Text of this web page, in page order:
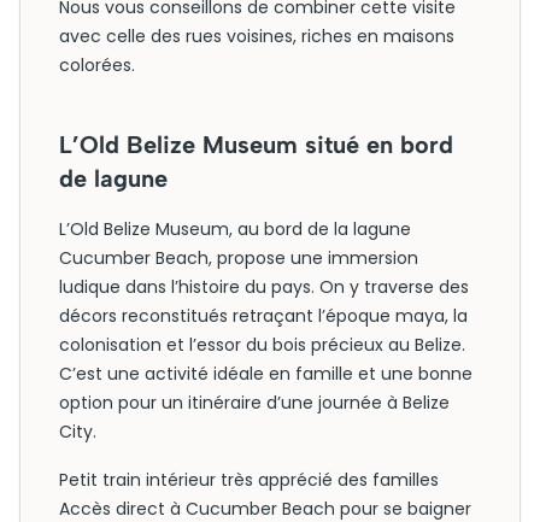
Nous vous conseillons de combiner cette visite
avec celle des rues voisines, riches en maisons
colorées.
L’Old Belize Museum situé en bord
de lagune
L’Old Belize Museum, au bord de la lagune
Cucumber Beach, propose une immersion
ludique dans l’histoire du pays. On y traverse des
décors reconstitués retraçant l’époque maya, la
colonisation et l’essor du bois précieux au Belize.
C’est une activité idéale en famille et une bonne
option pour un itinéraire d’une journée à Belize
City.
Petit train intérieur très apprécié des familles
Accès direct à Cucumber Beach pour se baigner